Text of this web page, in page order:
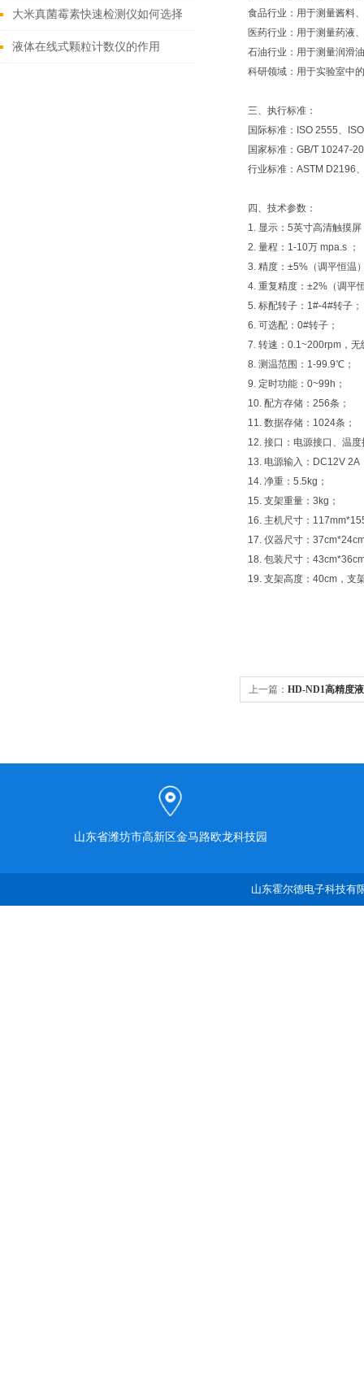
大米真菌霉素快速检测仪如何选择
液体在线式颗粒计数仪的作用
食品行业：用于测量酱料
医药行业：用于测量药液
石油行业：用于测量润滑
科研领域：用于实验室中
三、执行标准：
国际标准：ISO 2555、
国家标准：GB/T 10247-
行业标准：ASTM D2196
四、技术参数：
1. 显示：5英寸高清触摸屏
2. 量程：1-10万 mpa.s ；
3. 精度：±5%（调平恒温
4. 重复精度：±2%（调平
5. 标配转子：1#-4#转子；
6. 可选配：0#转子；
7. 转速：0.1~200rpm，无
8. 测温范围：1-99.9℃；
9. 定时功能：0~99h；
10. 配方存储：256条；
11. 数据存储：1024条；
12. 接口：电源接口、温
13. 电源输入：DC12V 2A
14. 净重：5.5kg；
15. 支架重量：3kg；
16. 主机尺寸：
17. 仪器尺寸：
18. 包装尺寸：
19. 支架高度：40cm，支
上一篇： HD-ND1高精度
山东省潍坊市高新区金马路欧龙科技园
山东霍尔德电子科技有